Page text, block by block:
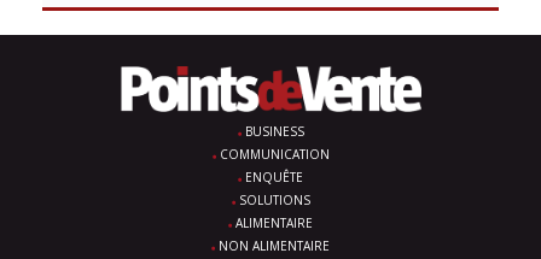
BUSINESS
COMMUNICATION
ENQUÊTE
SOLUTIONS
ALIMENTAIRE
NON ALIMENTAIRE